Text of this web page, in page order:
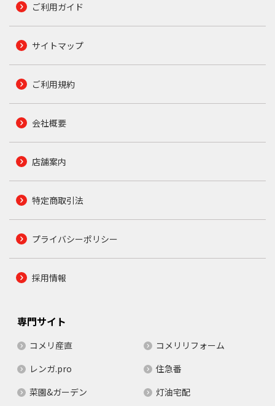
ご利用ガイド
サイトマップ
ご利用規約
会社概要
店舗案内
特定商取引法
プライバシーポリシー
採用情報
専門サイト
コメリ産直
コメリリフォーム
レンガ.pro
住急番
菜園&ガーデン
灯油宅配